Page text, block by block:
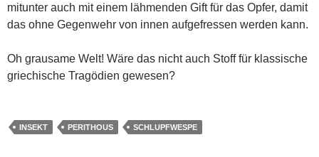
mitunter auch mit einem lähmenden Gift für das Opfer, damit
das ohne Gegenwehr von innen aufgefressen werden kann.
Oh grausame Welt! Wäre das nicht auch Stoff für klassische
griechische Tragödien gewesen?
INSEKT PERITHOUS SCHLUPFWESPE